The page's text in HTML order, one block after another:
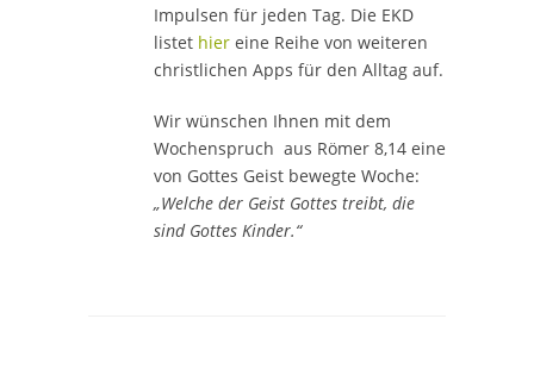
Impulsen für jeden Tag. Die EKD
listet hier eine Reihe von weiteren
christlichen Apps für den Alltag auf.
Wir wünschen Ihnen mit dem
Wochenspruch aus Römer 8,14 eine
von Gottes Geist bewegte Woche:
„Welche der Geist Gottes treibt, die
sind Gottes Kinder.“